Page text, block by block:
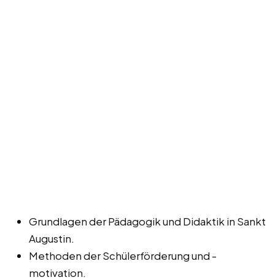
Grundlagen der Pädagogik und Didaktik in Sankt
Augustin.
Methoden der Schülerförderung und -
motivation.